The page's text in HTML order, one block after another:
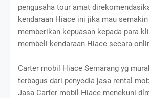
pengusaha tour amat
kendaraan Hiace ini jika mau
memberikan kepuasan kepada para
membeli kendaraan Hiace secara
Carter mobil Hiace Semarang yg
terbagus dari penyedia jasa rental
Jasa Carter mobil Hiace menekuni